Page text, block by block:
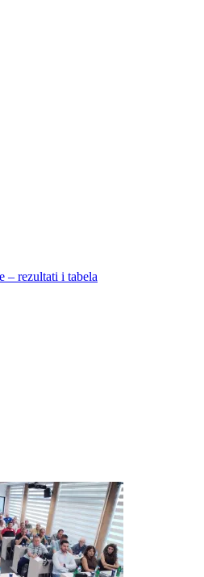
– rezultati i tabela